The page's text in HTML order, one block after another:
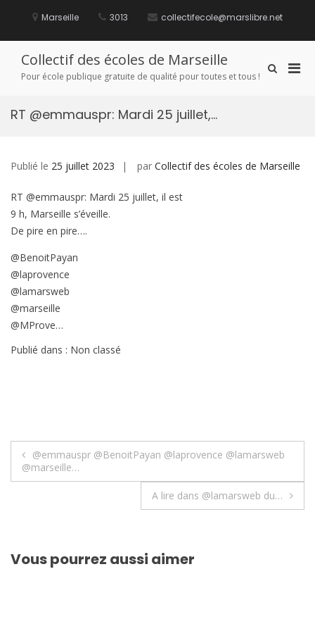
Marseille 3013 collectifecole@marslibre.net
Collectif des écoles de Marseille
Pour école publique gratuite de qualité pour toutes et tous !
Afficher
RT @emmauspr: Mardi 25 juillet,…
Publié le 25 juillet 2023 par Collectif des écoles de Marseille
RT @emmauspr: Mardi 25 juillet, il est
9 h, Marseille s’éveille.
De pire en pire….
@BenoitPayan
@laprovence
@lamarsweb
@marseille
@MProve…
Publié dans : Non classé
Navigation
de
@emmauspr @BenoitPayan @laprovence @lamarsweb
@marseille…
A lire dans @lamarsweb du…
Vous pourrez aussi aimer